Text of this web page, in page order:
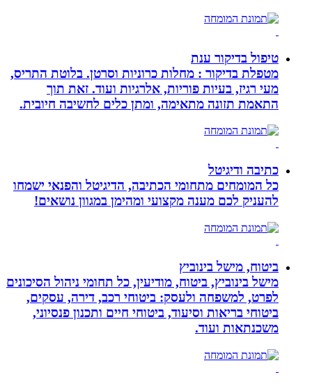
טיפול בדיקור ענת
מטפלת בדיקור : מחלות כרוניות וסרטן. בלוטת התריס,
מעי רגיז, בעיות פוריות, אלרגיות ועוד. זאת תוך
התאמת תזונה מתאימה, ומתן כלים לחשיבה חיובית.
כתיבה ודיגיטל
כל המומחים מתחומי הכתיבה, הדיגיטל והפנאי ישמחו
להעניק לכם מענה מקצועי ומהימן במגוון נושאים!
ביטוח, מישל בינוביץ
מישל בינוביץ, ביטוח, מודיעין, כל תחומי ניהול הסיכונים
לפרט, למשפחה ולעסק: ביטוחי רכב, דירה, עסקים,
ביטוחי בריאות וסיעוד, ביטוחי חיים ותכנון פנסיוני,
משכנתאות ועוד.